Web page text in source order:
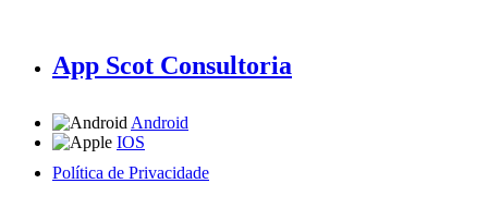
App Scot Consultoria
Android
IOS
Política de Privacidade